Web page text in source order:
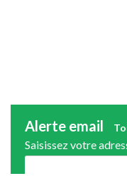
Alerte email
Saisissez votre